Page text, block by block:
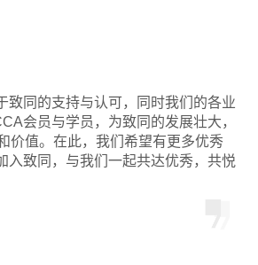
致同的支持与认可，同时我们的各业
会员与学员，为致同的发展壮大，
价值。在此，我们希望有更多优秀
入致同，与我们一起共达优秀，共悦